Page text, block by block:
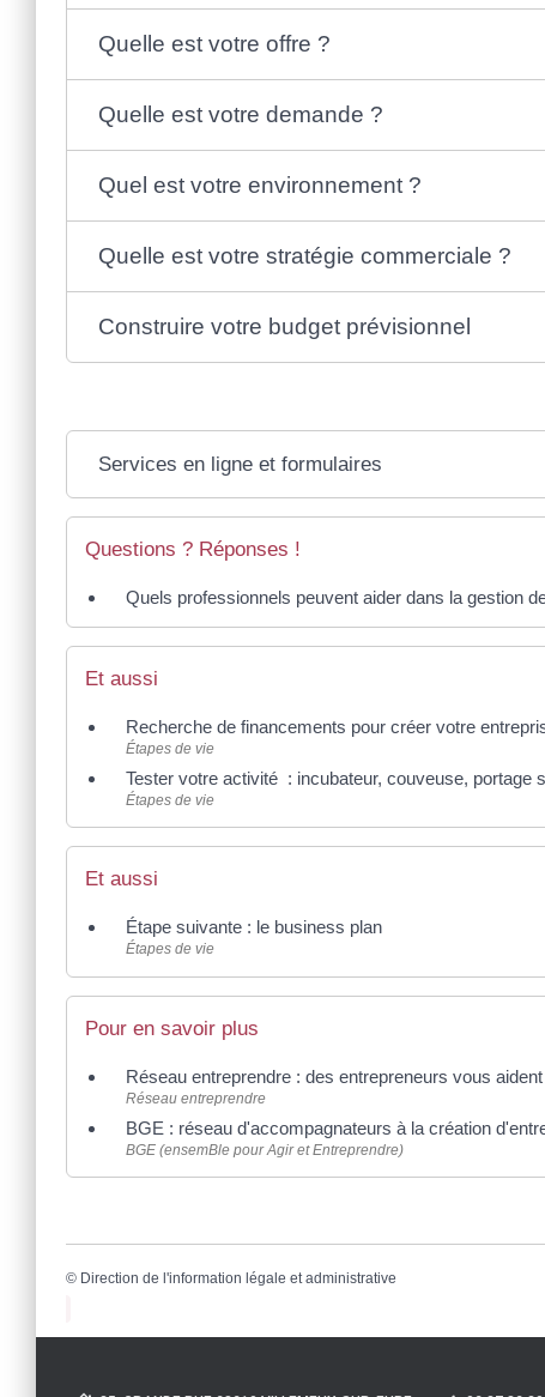
Quelle est votre offre ?
Quelle est votre demande ?
Quel est votre environnement ?
Quelle est votre stratégie commerciale ?
Construire votre budget prévisionnel
Services en ligne et formulaires
Questions ? Réponses !
Quels professionnels peuvent aider dans la gestion
Et aussi
Recherche de financements pour créer votre
Étapes de vie
Tester votre activité : incubateur, couveuse, portage
Étapes de vie
Et aussi
Étape suivante : le business plan
Étapes de vie
Pour en savoir plus
Réseau entreprendre : des entrepreneurs vous
Réseau entreprendre
BGE : réseau d'accompagnateurs à la création
BGE (ensemBle pour Agir et Entreprendre)
© Direction de l'information légale et administrative